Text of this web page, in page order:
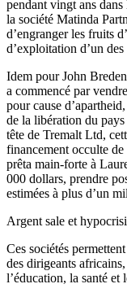
pendant vingt ans dans
la société Matinda
d’engranger les fruits
d’exploitation d’un
Idem pour John
a commencé par
pour cause
de la libération du
tête de Tremalt Ltd,
financement occulte de
prêta main-forte à
000 dollars, prendre
estimées à plus d’un
Argent sale et
Ces sociétés
des dirigeants
l’éducation, la santé et